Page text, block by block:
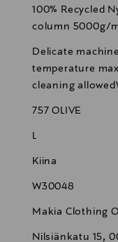
100% Recycled
column 5000g/
Delicate
temperature
cleaning
757 OLIVE
L
Kiina
W30048
Makia Clothing
Nilsiänkatu 15,